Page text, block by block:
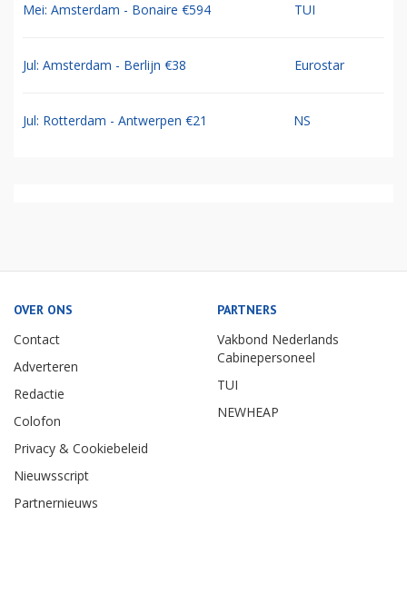
Mei: Amsterdam - Bonaire €594 TUI
Jul: Amsterdam - Berlijn €38 Eurostar
Jul: Rotterdam - Antwerpen €21 NS
OVER ONS
Contact
Adverteren
Redactie
Colofon
Privacy & Cookiebeleid
Nieuwsscript
Partnernieuws
PARTNERS
Vakbond Nederlands
Cabinepersoneel
TUI
NEWHEAP